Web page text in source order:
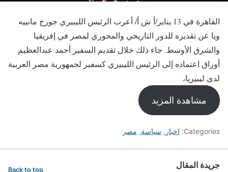
القاهرة في 13 يناير/أ ش أ/ أعرب الرئيس الليبيري جورج مانييه
ويا عن تقديره للدور التاريخي والمحوري لمصر في إفريقيا
والشرق الأوسط. جاء ذلك خلال تقديم السفير أحمد عبدالعظيم
أوراق اعتماده إلى الرئيس الليبيري كسفير لجمهورية مصر العربية
لدى ليبيريا،
مشاهدة المزيد
Categories: اخبار , سياسة, مصر
جريدة المقال Back to top